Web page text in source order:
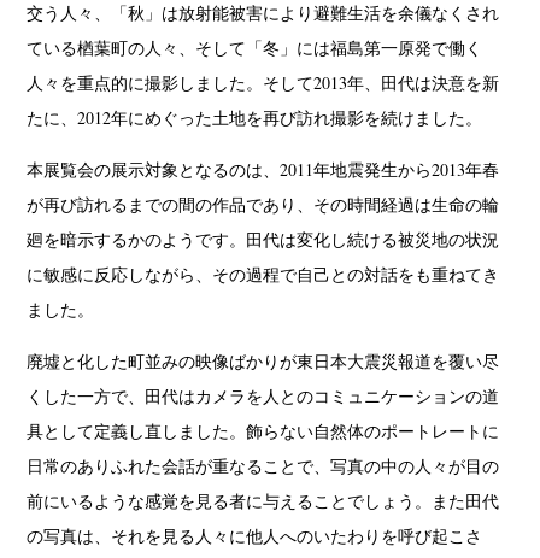
交う人々、「秋」は放射能被害により避難生活を余儀なくされ
ている楢葉町の人々、そして「冬」には福島第一原発で働く
人々を重点的に撮影しました。そして2013年、田代は決意を新
たに、2012年にめぐった土地を再び訪れ撮影を続けました。
本展覧会の展示対象となるのは、2011年地震発生から2013年春
が再び訪れるまでの間の作品であり、その時間経過は生命の輪
廻を暗示するかのようです。田代は変化し続ける被災地の状況
に敏感に反応しながら、その過程で自己との対話をも重ねてき
ました。
廃墟と化した町並みの映像ばかりが東日本大震災報道を覆い尽
くした一方で、田代はカメラを人とのコミュニケーションの道
具として定義し直しました。飾らない自然体のポートレートに
日常のありふれた会話が重なることで、写真の中の人々が目の
前にいるような感覚を見る者に与えることでしょう。また田代
の写真は、それを見る人々に他人へのいたわりを呼び起こさ